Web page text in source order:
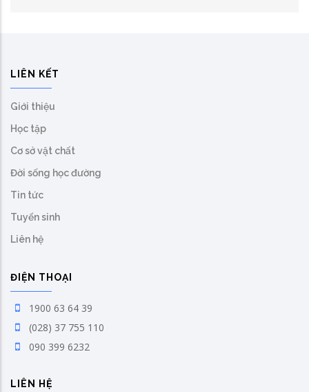
LIÊN KẾT
Giới thiệu
Học tập
Cơ sở vật chất
Đời sống học đường
Tin tức
Tuyển sinh
Liên hệ
ĐIỆN THOẠI
1900 63 64 39
(028) 37 755 110
090 399 6232
LIÊN HỆ